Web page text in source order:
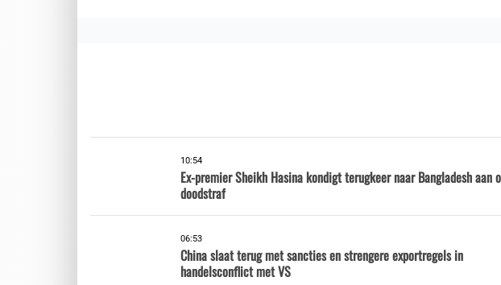
10:54
Ex-premier Sheikh Hasina kondigt terugkeer naar Bangladesh aan
doodstraf
06:53
China slaat terug met sancties en strengere exportregels in
handelsconflict met VS